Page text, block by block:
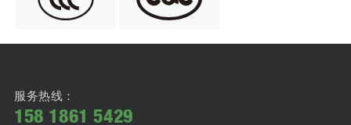
服务热线：
158 1861 5429